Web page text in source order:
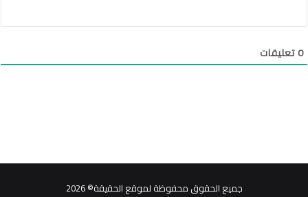
0تعليقات
جميع الحقوق محفوظة لموقع الحقيقة© 2026